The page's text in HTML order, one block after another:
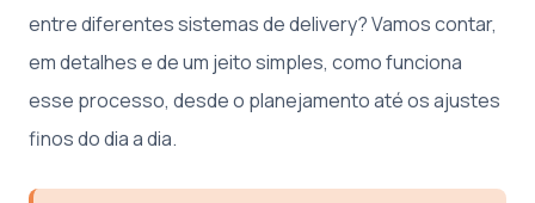
entre diferentes sistemas de delivery? Vamos contar,
em detalhes e de um jeito simples, como funciona
esse processo, desde o planejamento até os ajustes
finos do dia a dia.